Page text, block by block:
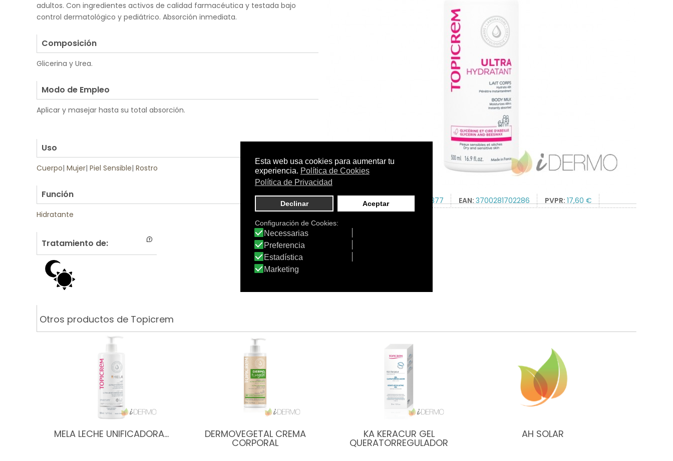
500 ml. 174377 EAN: 3700281702286 PVPR: 17,60 €
adultos. Con ingredientes activos de calidad farmacéutica y testada bajo
control dermatológico y pediátrico. Absorción inmediata.
Composición
Glicerina y Urea.
Modo de Empleo
Aplicar y masejar hasta su total absorción.
Uso
Cuerpo| Mujer| Piel Sensible| Rostro
Función
Hidratante
Tratamiento de:
Otros productos de Topicrem
MELA LECHE UNIFICADORA… DERMOVEGETAL CREMA
CORPORAL
KA KERACUR GEL
QUERATORREGULADOR
AH SOLAR